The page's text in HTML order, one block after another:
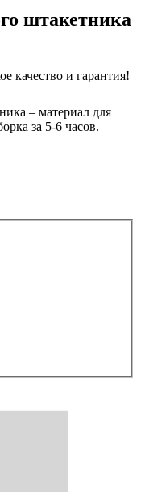
штакетника
качество и гарантия!
– материал для
за 5-6 часов.